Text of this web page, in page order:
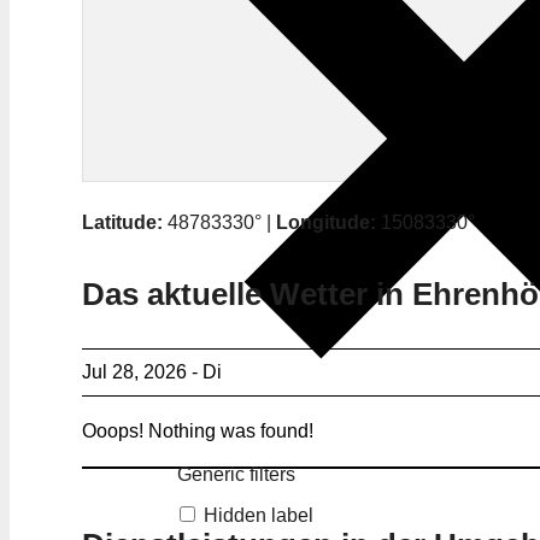
Generic filters
Hidden label
Latitude: 48783330° | Longitude: 15083330°
Das aktuelle Wetter in
Jul 28, 2026 - Di
Ooops! Nothing was found!